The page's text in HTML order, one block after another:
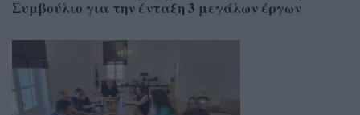
Συμβούλιο για την ένταξη 3 μεγάλων έργων